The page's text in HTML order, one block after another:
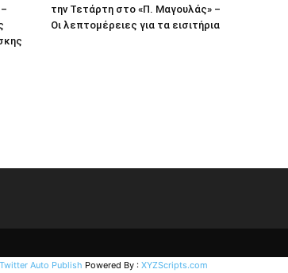
την Τετάρτη στο «Π. Μαγουλάς» –
Οι λεπτομέρειες για τα εισιτήρια
Auto Publish Powered By : XYZScripts.com